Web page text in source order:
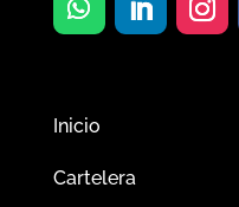
Inicio
Cartelera